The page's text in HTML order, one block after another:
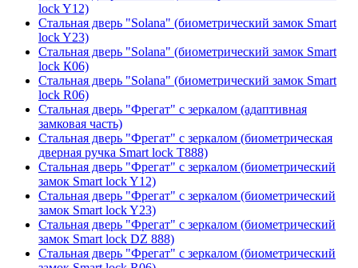
lock Y12)
Стальная дверь "Solana" (биометрический замок Smart
lock Y23)
Стальная дверь "Solana" (биометрический замок Smart
lock К06)
Стальная дверь "Solana" (биометрический замок Smart
lock R06)
Стальная дверь "Фрегат" с зеркалом (адаптивная
замковая часть)
Стальная дверь "Фрегат" с зеркалом (биометрическая
дверная ручка Smart lock T888)
Стальная дверь "Фрегат" с зеркалом (биометрический
замок Smart lock Y12)
Стальная дверь "Фрегат" с зеркалом (биометрический
замок Smart lock Y23)
Стальная дверь "Фрегат" с зеркалом (биометрический
замок Smart lock DZ 888)
Стальная дверь "Фрегат" с зеркалом (биометрический